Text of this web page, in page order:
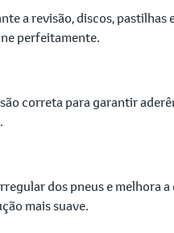
a revisão, discos,
perfeitamente.
correta para garantir
dos pneus e melhora
mais suave.